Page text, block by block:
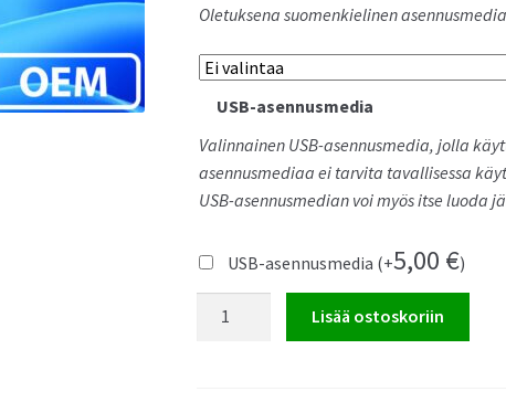
Asus NUC 14 Essential Mini PC
Oletuksena suomenkielinen
USB-asennusmedia
Valinnainen USB-asennusmedia, jolla
asennusmediaa ei tarvita tavallisessa
USB-asennusmedian voi myös itse luoda
USB-asennusmedia (+5,00 €)
Lisää ostoskoriin